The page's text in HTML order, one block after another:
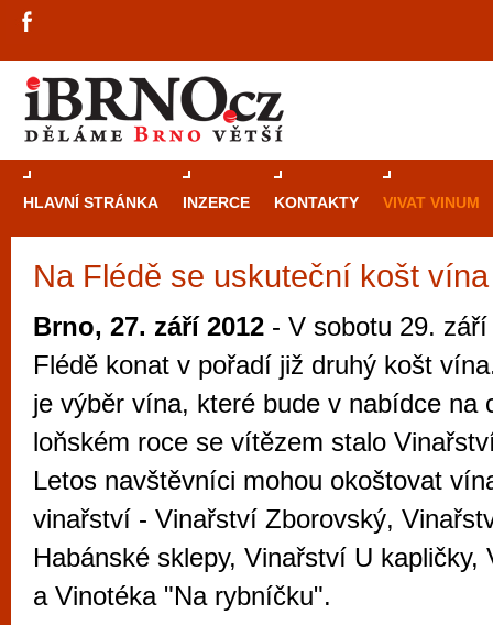
HLAVNÍ STRÁNKA INZERCE KONTAKTY VIVAT VINUM
Na Flédě se uskuteční košt vína
Brno, 27. září 2012 - V sobotu 29.
Flédě konat v pořadí již druhý košt
je výběr vína, které bude v nabídce na
loňském roce se vítězem stalo
Letos navštěvníci mohou okoštovat
vinařství - Vinařství Zborovský,
Habánské sklepy, Vinařství U kapličky,
a Vinotéka "Na rybníčku".
Průvodce
Brně: Od
automaty
Brno je
zajímavé
restaurace,
Mimo jiné je ale také místem, kde si
vyzkoušet různé kasinové hry. V
metropoli naleznete širokou nabídku her
po moderní automaty jak pro pravidelné
příležitostné hráče. V...